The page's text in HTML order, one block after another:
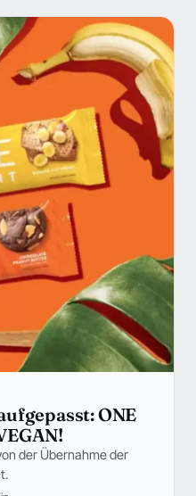
ONE
der Übernahme der